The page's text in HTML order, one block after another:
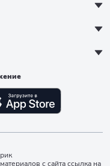
с сайта ссылка на